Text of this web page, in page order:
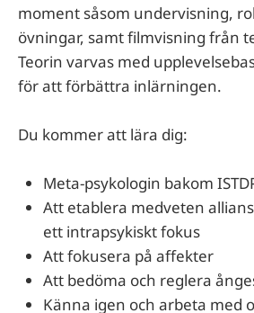
moment såsom undervisning,
övningar, samt filmvisning från
Teorin varvas med
för att förbättra inlärningen.
Du kommer att lära dig:
Meta-psykologin bakom
Att etablera medveten
ett intrapsykiskt fokus
Att fokusera på affekter
Att bedöma och reglera
Känna igen och arbeta med